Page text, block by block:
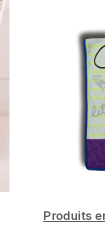
Produits